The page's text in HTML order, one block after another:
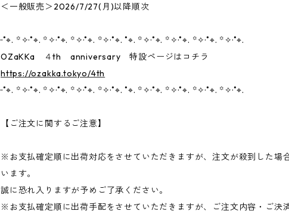
＜一般販売＞2026/7/27(月)以降順次
··˚⌖. ꙳✧·˚⌖. ꙳✧·˚⌖. ꙳✧·˚⌖. ꙳✧·˚⌖. ˚⌖. ꙳✧·˚⌖. ꙳✧·˚⌖. ꙳✧·˚⌖. ꙳✧·˚⌖.
OZaKKa ４th anniversary 特設ページはコチラ
https://ozakka.tokyo/4th
··˚⌖. ꙳✧·˚⌖. ꙳✧·˚⌖. ꙳✧·˚⌖. ꙳✧·˚⌖. ˚⌖. ꙳✧·˚⌖. ꙳✧·˚⌖. ꙳✧·˚⌖. ꙳✧·˚⌖.
【ご注文に関するご注意】
※お支払確定順に出荷対応をさせていただきますが、注文が殺到した場
います。
誠に恐れ入りますが予めご了承ください。
※お支払確定順に出荷手配をさせていただきますが、ご注文内容・ご決